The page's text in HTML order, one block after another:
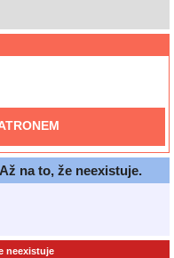
na to, že neexistuje.
neexistuje